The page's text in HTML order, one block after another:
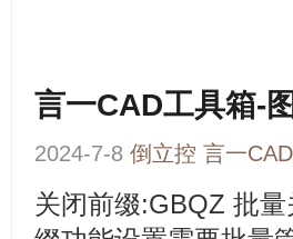
言一CAD工具箱-
2024-7-8 倒立控 言一
关闭前缀:GBQZ 批